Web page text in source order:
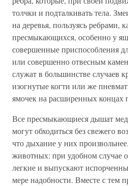
толчки и подталкивать тела.
на деревья, пользуясь ребрами,
пресмыкающихся, особенно у
совершенные приспособления
или совершенно отвесным
служат в большинстве случаев
изогнутые когти или же
ямочек на расширенных концах
Все пресмыкающиеся дышат
могут обходиться без свежего
что дыхание у них
животных: при удобном случае
легкие и выпускают
мере надобности. Вместе с тем